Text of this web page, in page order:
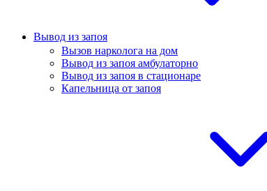
Вывод из запоя
Вызов нарколога на дом
Вывод из запоя амбулаторно
Вывод из запоя в стационаре
Капельница от запоя